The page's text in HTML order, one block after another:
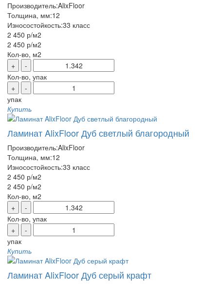
Производитель:AlixFloor
Толщина, мм:12
Износостойкость:33 класс
2 450 р/м2
2 450 р/м2
Кол-во, м2
+
-
Кол-во, упак
+
-
упак
Купить
Ламинат AlixFloor Дуб светлый благородный
Производитель:AlixFloor
Толщина, мм:12
Износостойкость:33 класс
2 450 р/м2
2 450 р/м2
Кол-во, м2
+
-
Кол-во, упак
+
-
упак
Купить
Ламинат AlixFloor Дуб серый крафт